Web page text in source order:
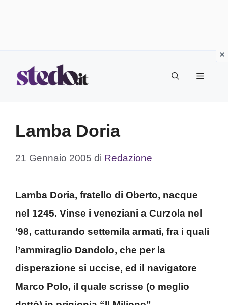
Menu
Lamba Doria
21 Gennaio 2005 di Redazione
Lamba Doria, fratello di Oberto, nacque
nel 1245. Vinse i veneziani a Curzola nel
’98, catturando settemila armati, fra i quali
l’ammiraglio Dandolo, che per la
disperazione si uccise, ed il navigatore
Marco Polo, il quale scrisse (o meglio